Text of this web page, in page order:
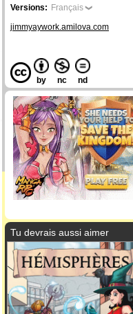
Versions: Français
jimmyaywork.amilova.com
by nc nd
Tu devrais aussi aimer